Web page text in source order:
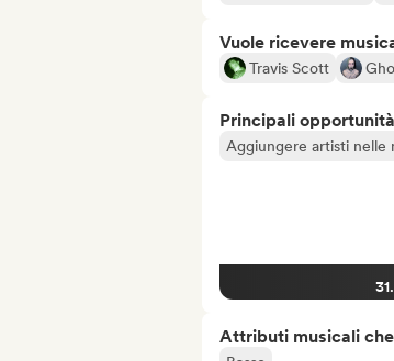
Vuole ricevere
Travis Scott
Principali opportunità
Aggiungere artisti nelle
Attributi musicali